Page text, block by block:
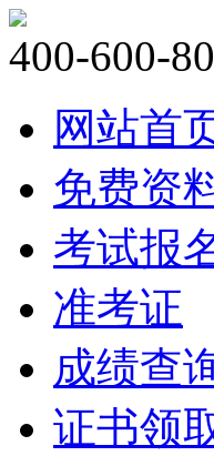
400-600-
网站首
免费资
考试报
准考证
成绩查
证书领